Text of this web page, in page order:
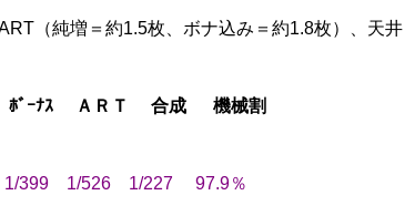
（純増＝約1.5枚、ボナ込み＝約1.8枚）、天井
ｰﾅｽ ＡＲＴ 合成 機械割
399 1/526 1/227 97.9％